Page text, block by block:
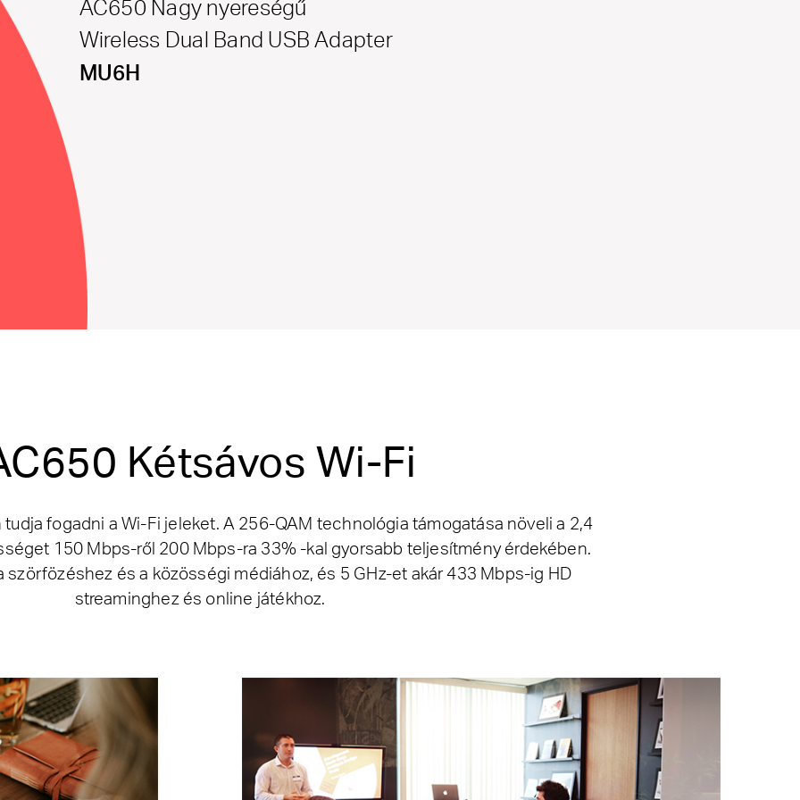
AC650 Nagy nyereségű
Wireless Dual Band USB Adapter
MU6H
Kétsávos Wi-Fi
fogadni a Wi-Fi jeleket. A 256-QAM technológia támogatása növeli a 2,4
150 Mbps-ről 200 Mbps-ra 33% -kal gyorsabb teljesítmény érdekében.
szörfözéshez és a közösségi médiához, és 5 GHz-et akár 433 Mbps-ig HD
streaminghez és online játékhoz.